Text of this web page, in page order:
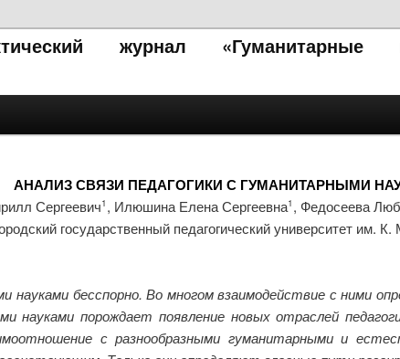
журнал «Гуманитарные
АНАЛИЗ СВЯЗИ ПЕДАГОГИКИ С ГУМАНИТАРНЫМИ
Сергеевич1 , Илюшина Елена Сергеевна1 , Федосеева
государственный педагогический университет им.
науками бесспорно. Во многом взаимодействие с ними
науками порождает появление новых отраслей
с разнообразными гуманитарными и